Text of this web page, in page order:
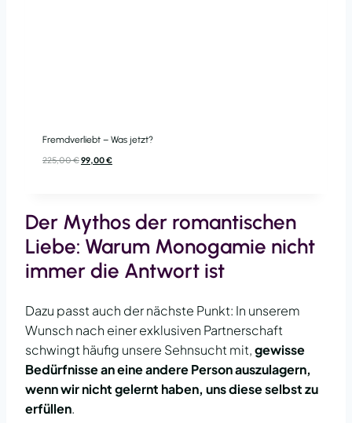
Fremdverliebt – Was jetzt?
225,00€Ursprünglicher
99,00€Aktueller
Der Mythos der romantischen
Liebe: Warum Monogamie nicht
immer die Antwort ist
Dazu passt auch der nächste Punkt: In unserem
Wunsch nach einer exklusiven Partnerschaft
schwingt häufig unsere Sehnsucht mit,gewisse
Bedürfnisse an eine andere Person auszulagern,
wenn wir nicht gelernt haben, uns diese selbst zu
erfüllen.